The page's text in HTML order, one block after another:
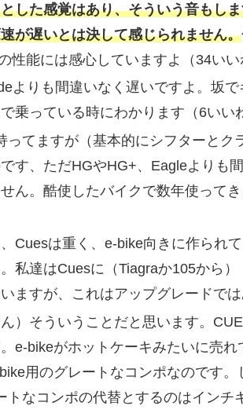
した感覚はあり、そういう音もし
が遅いとは決して感じられません。
性能には感心していますよ（34いい
よりも間違いなく遅いですよ。坂
乗っている時にわかります（6いい
ってますが（基本的にシフターとク
す、ただHGやHG+、Eagleよりも
ん。酷使したバイクで数年使って
Cuesは重く、e-bike向きに作られ
私達はCuesに（Tiagraか105から
ますが、これはアップグレードでは
ん）そういうことだと思います。
e-bikeがホットケーキみたいに売
用のグレートなコンポなのです
トなコンポの代替とするのはインチ